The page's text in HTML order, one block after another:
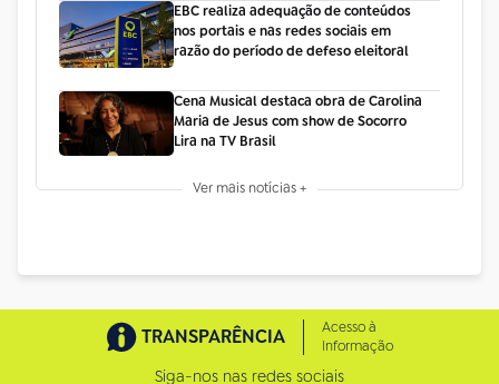
EBC realiza adequação de conteúdos
nos portais e nas redes sociais em
razão do período de defeso eleitoral
Cena Musical destaca obra de Carolina
Maria de Jesus com show de Socorro
Lira na TV Brasil
Ver mais notícias +
TRANSPARÊNCIA
Acesso à
Informação
Siga-nos nas redes sociais